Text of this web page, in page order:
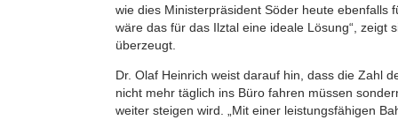
wie dies Ministerpräsident Söder heute ebenfalls
wäre das für das Ilztal eine ideale Lösung“, zeigt
überzeugt.
Dr. Olaf Heinrich weist darauf hin, dass die Zahl
nicht mehr täglich ins Büro fahren müssen
weiter steigen wird. „Mit einer leistungsfähigen